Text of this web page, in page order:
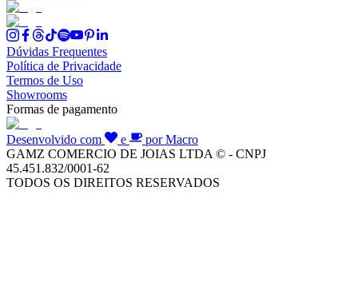
Dúvidas Frequentes
Política de Privacidade
Termos de Uso
Showrooms
Formas de pagamento
Desenvolvido com e
por Macro
GAMZ COMERCIO DE JOIAS LTDA © - CNPJ
45.451.832/0001-62
TODOS OS DIREITOS RESERVADOS